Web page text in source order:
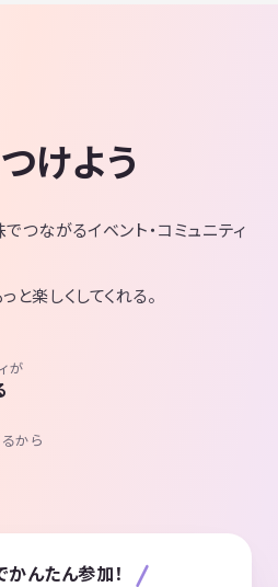
けよう
つながるイベント・コミュニティ
楽しくしてくれる。
が
から
かんたん参加！